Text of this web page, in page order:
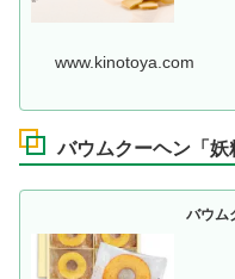
www.kinotoya.com
バウムクーヘン「妖
バウ